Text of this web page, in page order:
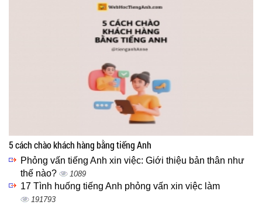
5 cách chào khách hàng bằng tiếng Anh
Phỏng vấn tiếng Anh xin việc: Giới thiệu bản thân như
thế nào?
1089
17 Tình huống tiếng Anh phỏng vấn xin việc làm
191793